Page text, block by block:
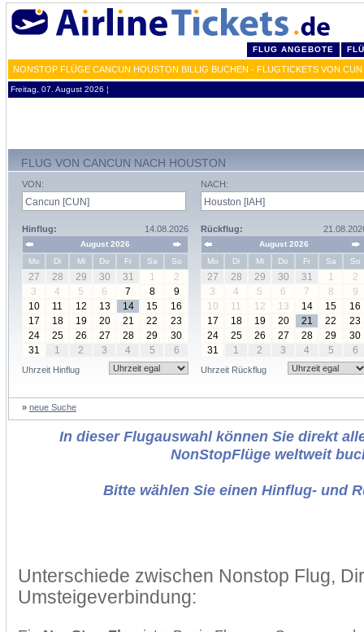
FLUG ANGEBOTE
NONSTOP FLÜGE CANCUN HOUSTON BILLIG BUCHEN - FLUGTICKETS VON
Freitag, 07. August 2026 ¦
FLUG VON CANCUN NACH HOUSTON
VON:
Hinflug: 14.08.2026
August 2026
Mo
Di Mi Do Fr Sa So
27 28 29 30 31 1
2
3
4 5 6 7 8
9
10
11 12 13 14 15
16
17
18 19 20 21 22
23
24
25 26 27 28 29
30
31
1 2 3 4 5 6
Uhrzeit Hinflug
NACH:
Rückflug:
August 2026
Mo
Di Mi Do Fr Sa So
27 28 29 30 31 1
2
3
4 5 6 7 8
9
10
11 12 13 14 15
16
17
18 19 20 21 22
23
24
25 26 27 28 29
30
31
1 2 3 4 5 6
Uhrzeit Rückflug
» neue Suche
In dieser Flugauswahl können Sie direkt
NonStopFlüge weltweit
Bitte wählen Sie einen Hinflug- und
Unterschiede zwischen Nonstop Flug,
Umsteigeverbindung: